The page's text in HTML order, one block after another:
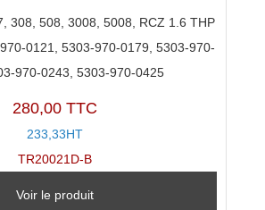
308, 508, 3008, 5008, RCZ 1.6 THP
0121, 5303-970-0179, 5303-970-
970-0243, 5303-970-0425
280,00 TTC
233,33HT
TR20021D-B
Voir le produit